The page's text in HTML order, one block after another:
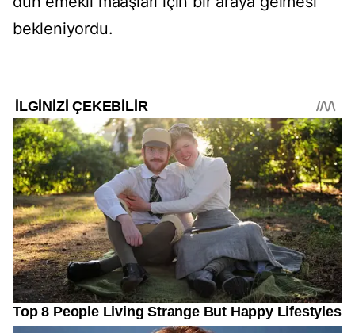
bekleniyordu.